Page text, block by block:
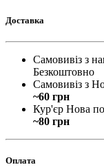
Доставка
Самовивіз з
Безкоштовно
Самовивіз з
~60 грн
Кур'єр Нова
~80 грн
Оплата